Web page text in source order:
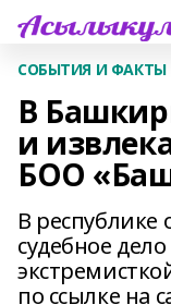
СОБЫТИЯ И ФАКТЫ
В
и
БОО
В республике
судебное
по ссылке на